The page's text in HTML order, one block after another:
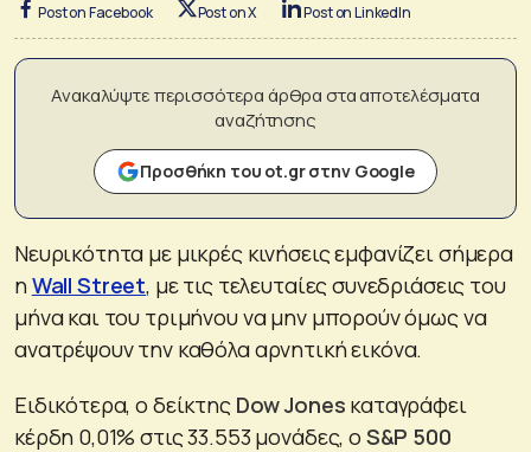
Post on Facebook Post on X Post on LinkedIn
Ανακαλύψτε περισσότερα άρθρα στα αποτελέσματα
αναζήτησης
Προσθήκη του ot.gr στην Google
Νευρικότητα με μικρές κινήσεις εμφανίζει σήμερα
ηWall Street, με τις τελευταίες συνεδριάσεις του
μήνα και του τριμήνου να μην μπορούν όμως να
ανατρέψουν την καθόλα αρνητική εικόνα.
Ειδικότερα, ο δείκτης Dow Jones καταγράφει
κέρδη 0,01% στις 33.553 μονάδες, ο S&P 500